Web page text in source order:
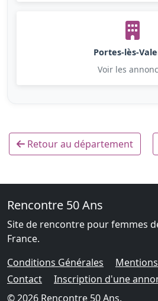
Portes-lès-
Voir les
Retour au département
Rencontre 50 Ans
Site de rencontre pour femmes
France.
Conditions Générales
Contact
Inscription d'une
© 2026 Rencontre 50 Ans.